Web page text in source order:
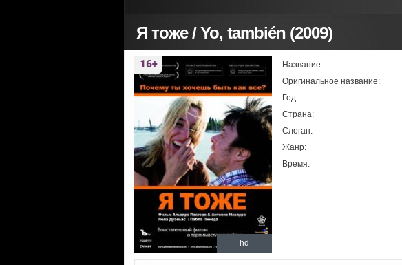
Я тоже / Yo, también (2009)
hd
Название:
Оригинальное название:
Год:
Страна:
Слоган:
Жанр:
Время: